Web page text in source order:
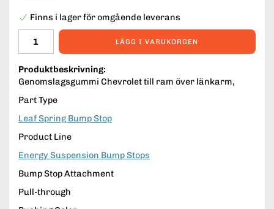
Finns i lager för omgående leverans
LÄGG I VARUKORGEN
Produktbeskrivning:
Genomslagsgummi Chevrolet till ram över länkarm,
Part Type
Leaf Spring Bump Stop
Product Line
Energy Suspension Bump Stops
Bump Stop Attachment
Pull-through